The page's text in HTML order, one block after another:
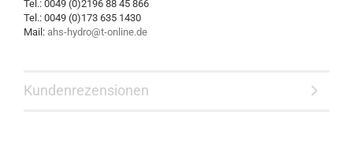
Tel.: 0049 (0)2196 88 45 866
Tel.: 0049 (0)173 635 1430
Mail: ahs-hydro@t-online.de
Kundenrezensionen